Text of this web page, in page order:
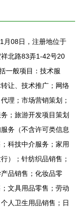
月08日，注册地位于
北路83弄1-42号20
一般项目：技术服
让、技术推广；网络
理；市场营销策划；
；旅游开发项目策划
务（不含许可类信息
科技中介服务；家用
）；针纺织品销售；
品销售；化妆品零
文具用品零售；劳动
人卫生用品销售；日